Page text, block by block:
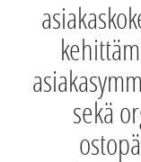
sekä